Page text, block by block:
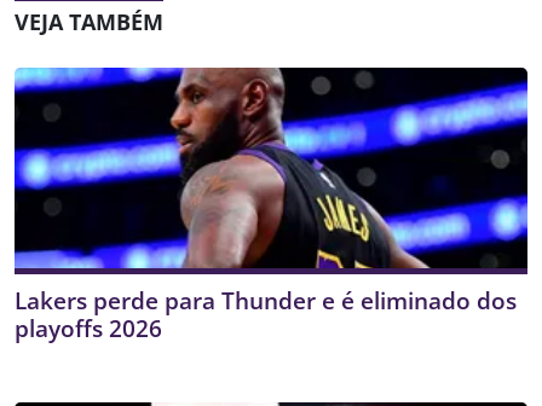
VEJA TAMBÉM
Lakers perde para Thunder e é eliminado dos
playoffs 2026